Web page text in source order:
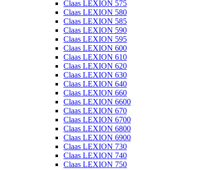
Claas LEXION 575
Claas LEXION 580
Claas LEXION 585
Claas LEXION 590
Claas LEXION 595
Claas LEXION 600
Claas LEXION 610
Claas LEXION 620
Claas LEXION 630
Claas LEXION 640
Claas LEXION 660
Claas LEXION 6600
Claas LEXION 670
Claas LEXION 6700
Claas LEXION 6800
Claas LEXION 6900
Claas LEXION 730
Claas LEXION 740
Claas LEXION 750